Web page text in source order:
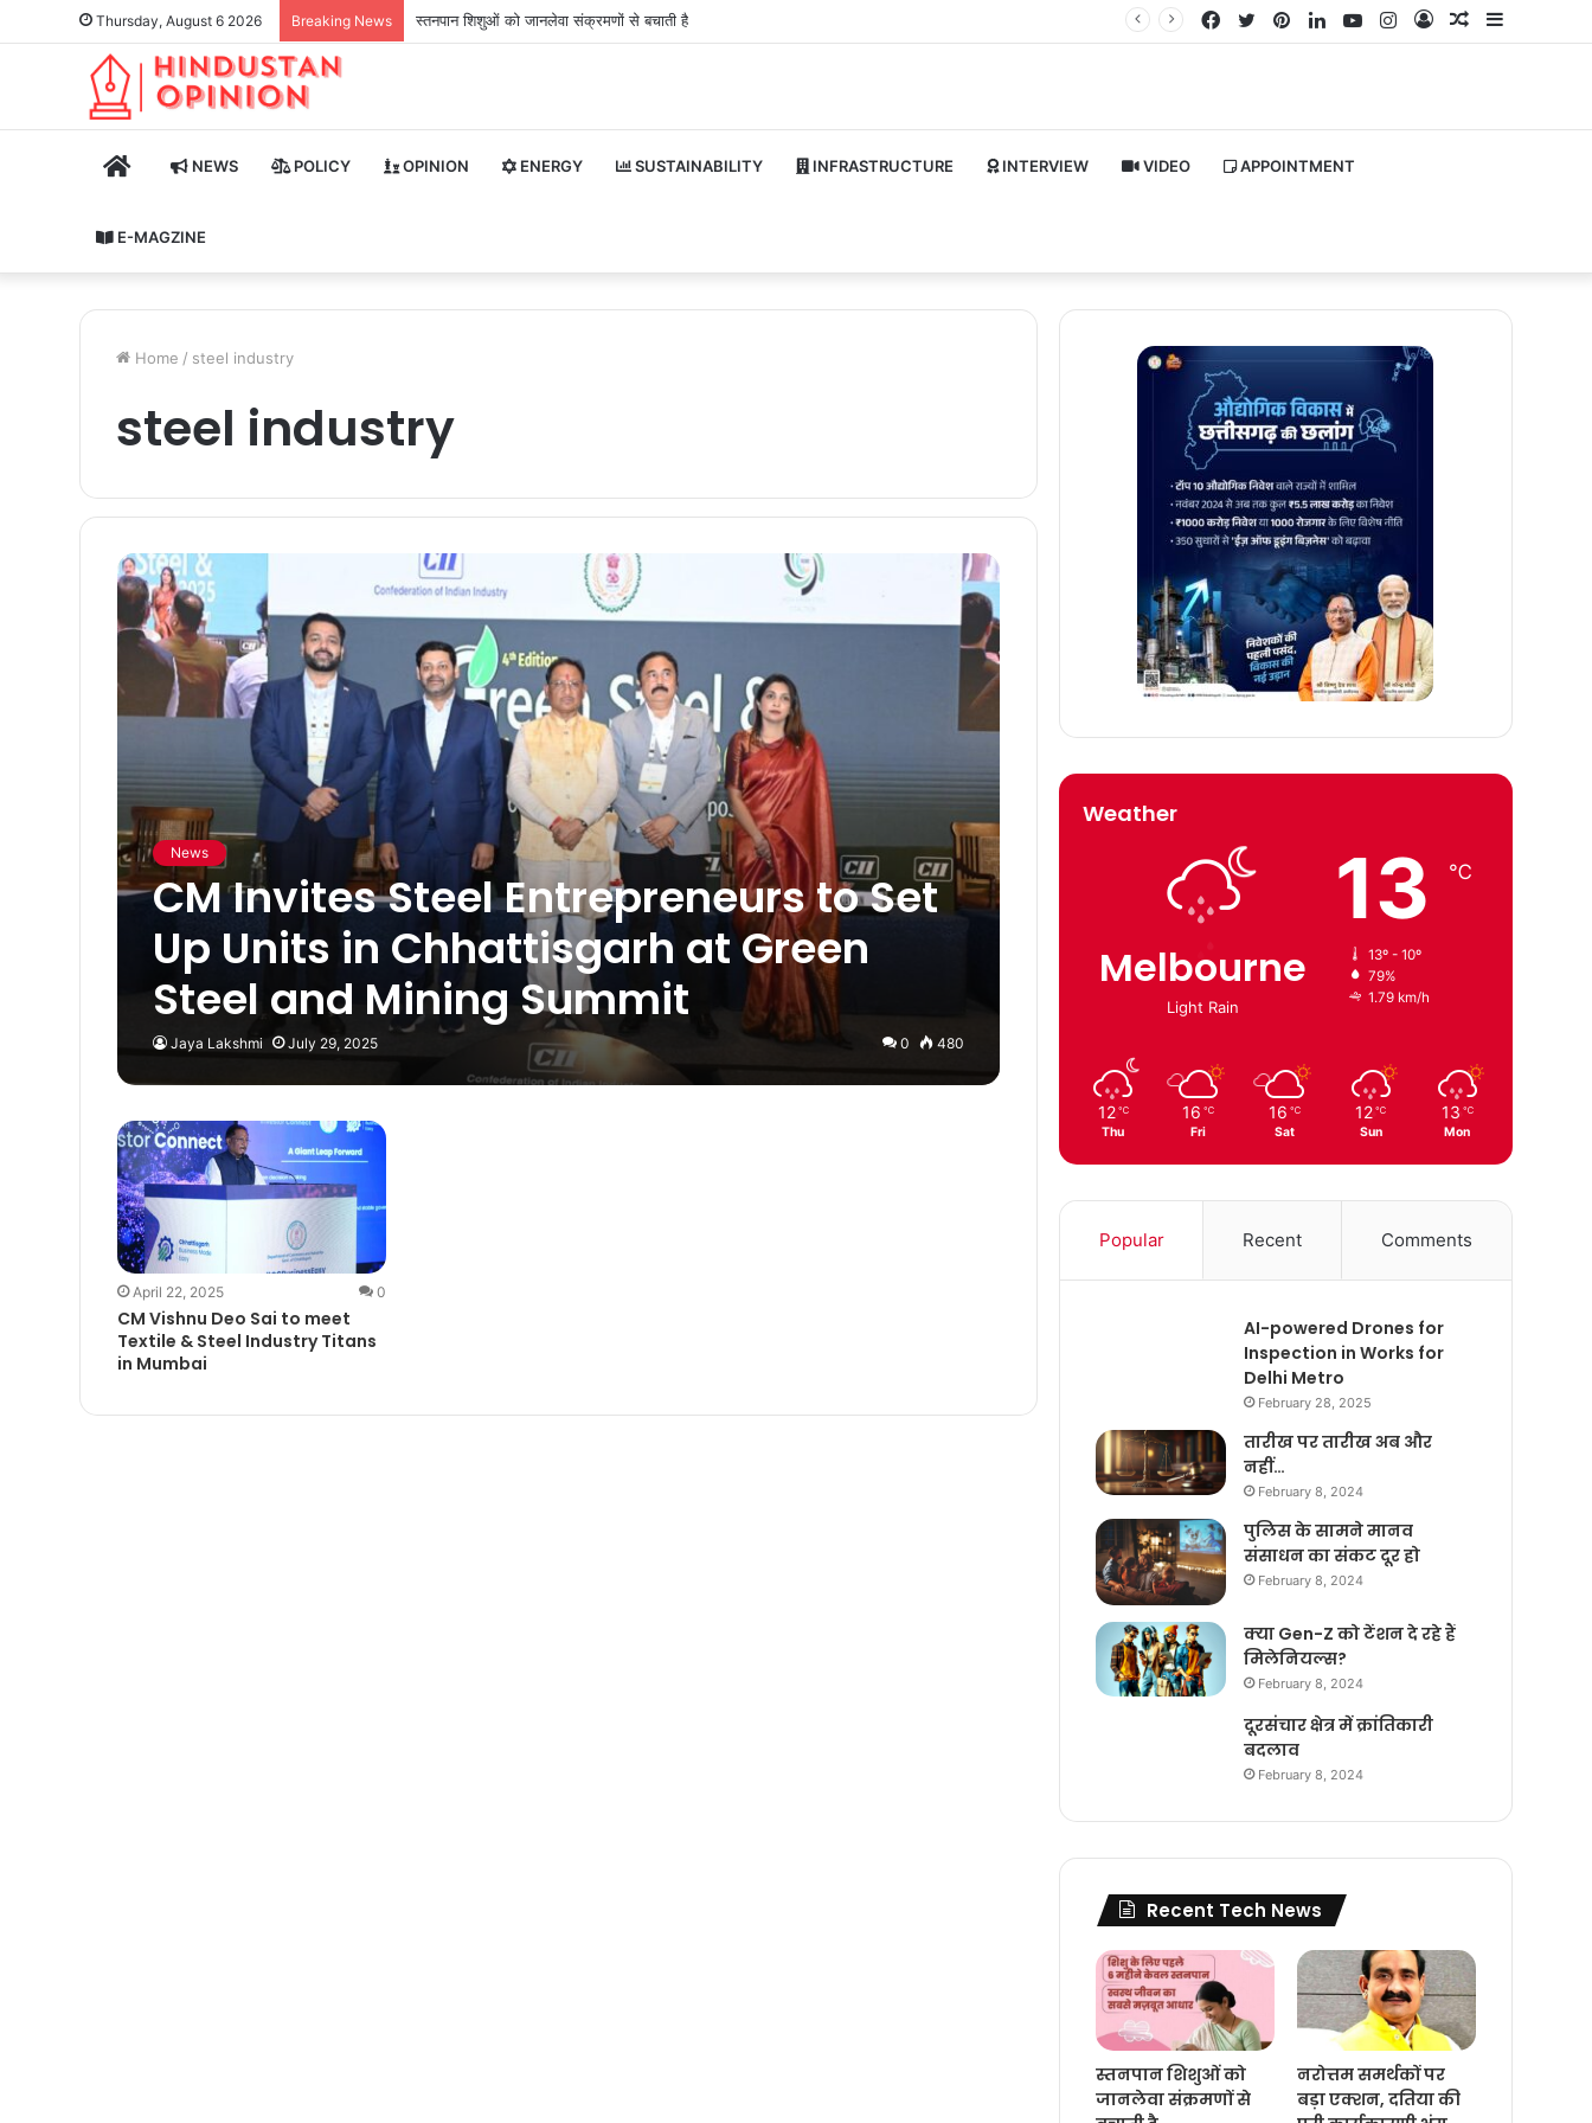
Thursday, August 6 2026 Breaking News स्तनपान शिशुओं को जानलेवा संक्रमणों से बचाती है
Random
Log
Instagram
YouTube
LinkedIn
Pinterest
Twitter
Facebook
HOME NEWS POLICY OPINION ENERGY SUSTAINABILITY INFRASTRUCTURE INTERVIEW VIDEO APPOINTMENT
E-MAGZINE
Home / steel industry
steel industry
News
CM Invites Steel Entrepreneurs to Set
Up Units in Chhattisgarh at Green
Steel and Mining Summit
Jaya Lakshmi July 29, 2025 0 480
April 22, 2025 0
CM Vishnu Deo Sai to meet
Textile & Steel Industry Titans
in Mumbai
Weather
Melbourne
Light Rain
13 ℃
13º - 10º
79%
1.79 km/h
12 ℃
Thu
16 ℃
Fri
16 ℃
Sat
12 ℃
Sun
13 ℃
Mon
Popular Recent Comments
AI-powered Drones for
Inspection in Works for
Delhi Metro
February 28, 2025
तारीख पर तारीख अब और
नहीं…
February 8, 2024
पुलिस के सामने मानव
संसाधन का संकट दूर हो
February 8, 2024
क्या Gen-Z को टेंशन दे रहे हैं
मिलेनियल्स?
February 8, 2024
दूरसंचार क्षेत्र में क्रांतिकारी
बदलाव
February 8, 2024
Recent Tech News
स्तनपान शिशुओं को
जानलेवा संक्रमणों से
नरोत्तम समर्थकों पर
बड़ा एक्शन, दतिया की